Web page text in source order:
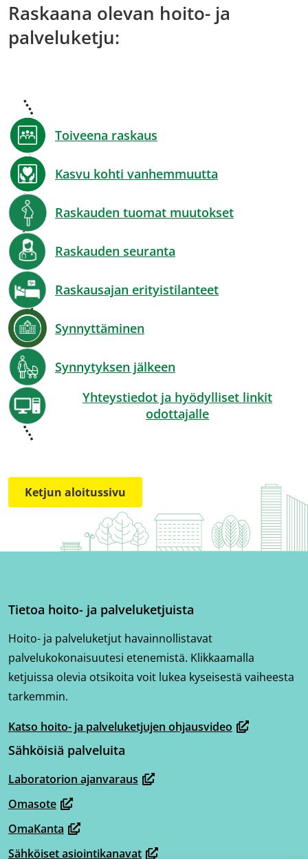
Raskaana olevan hoito- ja
palveluketju:
Toiveena raskaus
Kasvu kohti vanhemmuutta
Raskauden tuomat muutokset
Raskauden seuranta
Raskausajan erityistilanteet
Synnyttäminen
Synnytyksen jälkeen
Yhteystiedot ja hyödylliset linkit
odottajalle
Ketjun aloitussivu
Tietoa hoito- ja palveluketjuista
Hoito- ja palveluketjut havainnollistavat
palvelukokonaisuutesi etenemistä. Klikkaamalla
ketjuissa olevia otsikoita voit lukea kyseisestä vaiheesta
tarkemmin.
Katso hoito- ja palveluketjujen ohjausvideo
(avautuu
uuteen
ikkunaan,
toiseen
palveluun)
Sähköisiä palveluita
Laboratorion ajanvaraus
(avautuu
uuteen
ikkunaan,
siirryt
Omasote
(avautuu
uuteen
ikkunaan,
OmaKanta
(avautuu
Sähköiset asiointikanavat